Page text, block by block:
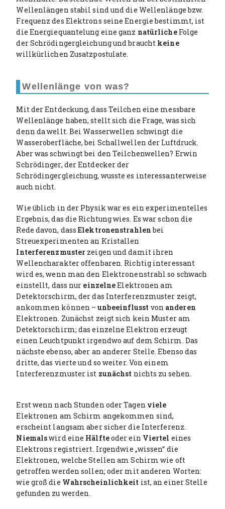
Wellenlängen stabil sind und die Wellenlänge bzw.
Frequenz des Elektrons seine Energie bestimmt, ist
die Energiequantelung eine ganz natürliche Folge
der Schrödingergleichung und braucht keine
willkürlichen Zusatzpostulate.
Wellenlänge von was?
Mit der Entdeckung, dass Teilchen eine messbare
Wellenlänge haben, stellt sich die Frage, was sich
denn da wellt. Bei Wasserwellen schwingt die
Wasseroberfläche, bei Schallwellen der Luftdruck.
Aber was schwingt bei den Teilchenwellen? Erwin
Schrödinger, der Entdecker der
Schrödingergleichung, wusste es interessanterweise
auch nicht.
Wie üblich in der Physik war es ein experimentelles
Ergebnis, das die Richtung wies. Es war schon die
Rede davon, dassElektronenstrahlenbei
Streuexperimenten an Kristallen
Interferenzmuster zeigen und damit ihren
Wellencharakter offenbaren. Richtig interessant
wird es, wenn man den Elektronenstrahl so schwach
einstellt, dass nur einzelneElektronen am
Detektorschirm, der das Interferenzmuster zeigt,
ankommen können –unbeeinflusst von anderen
Elektronen. Zunächst zeigt sich kein Muster am
Detektorschirm; das einzelne Elektron erzeugt
einen Leuchtpunkt irgendwo auf dem Schirm. Das
nächste ebenso, aber an anderer Stelle. Ebenso das
dritte, das vierte und so weiter. Von einem
Interferenzmuster ist zunächst nichts zu sehen.
Erst wenn nach Stunden oder Tagen viele
Elektronen am Schirm angekommen sind,
erscheint langsam aber sicher die Interferenz.
Niemalswird eine Hälfteoder ein Viertel eines
Elektrons registriert. Irgendwie „wissen“ die
Elektronen, welche Stellen am Schirm wie oft
getroffen werden sollen; oder mit anderen Worten:
wie groß die Wahrscheinlichkeit ist, an einer Stelle
gefunden zu werden.